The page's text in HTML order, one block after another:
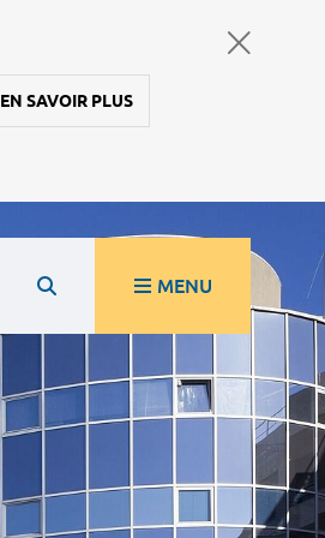
EN SAVOIR PLUS
MENU